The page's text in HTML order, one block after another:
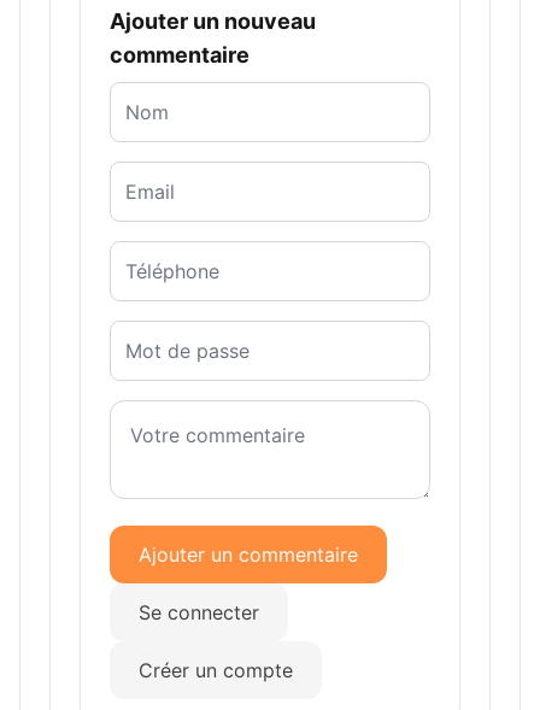
Ajouter un nouveau
commentaire
Ajouter un commentaire
Se connecter
Créer un compte